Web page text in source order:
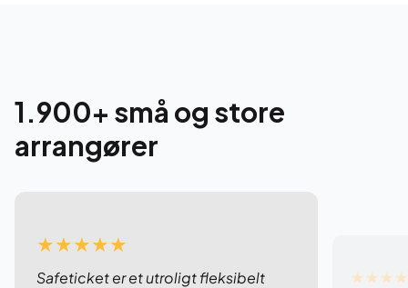
1.900+ små og store
arrangører
★★★★★
Safeticket er et utroligt fleksibelt